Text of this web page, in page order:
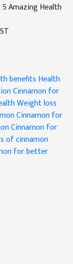
Amazing Health
benefits Health
Cinnamon for
Weight loss
Cinnamon for
Cinnamon for
of cinnamon
for better